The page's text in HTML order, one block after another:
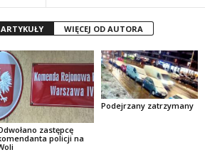
WIĘCEJ OD AUTORA
zastępcę
policji na
Podejrzany zatrzymany